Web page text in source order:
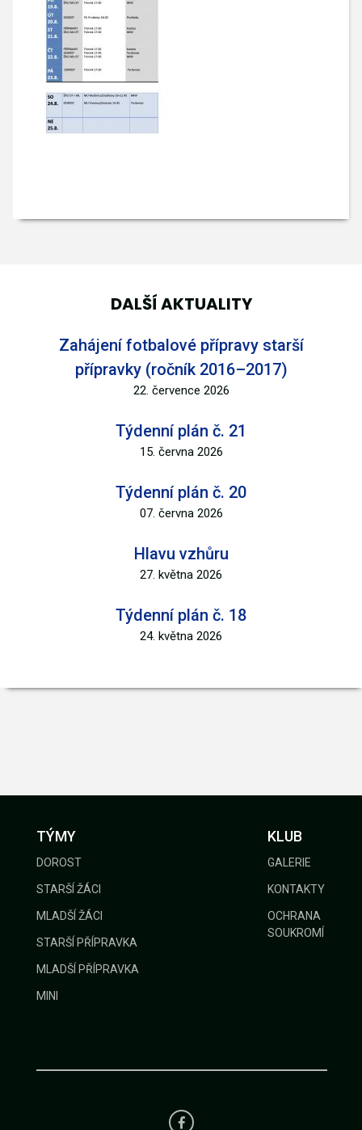
DALŠÍ AKTUALITY
Zahájení fotbalové přípravy starší
přípravky (ročník 2016–2017)
22. července 2026
Týdenní plán č. 21
15. června 2026
Týdenní plán č. 20
07. června 2026
Hlavu vzhůru
27. května 2026
Týdenní plán č. 18
24. května 2026
TÝMY
DOROST
STARŠÍ ŽÁCI
MLADŠÍ ŽÁCI
STARŠÍ PŘÍPRAVKA
MLADŠÍ PŘÍPRAVKA
MINI
KLUB
GALERIE
KONTAKTY
OCHRANA
SOUKROMÍ